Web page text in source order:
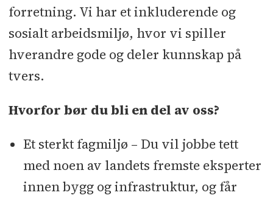
forretning. Vi har et inkluderende og
sosialt arbeidsmiljø, hvor vi spiller
hverandre gode og deler kunnskap på
tvers.
Hvorfor bør du bli en del av oss?
Et sterkt fagmiljø – Du vil jobbe tett
med noen av landets fremste eksperter
innen bygg og infrastruktur, og får